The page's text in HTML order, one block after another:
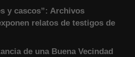
y cascos”: Archivos
relatos de testigos de
de una Buena Vecindad